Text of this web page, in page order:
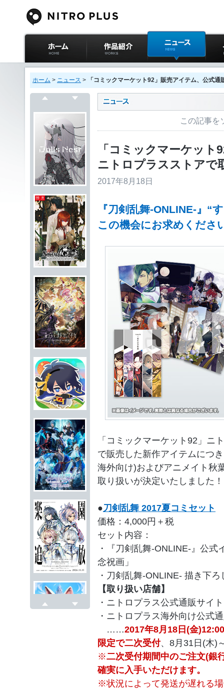
ニトロプラス公式
サイト ホーム
作品紹介 ニュース イベ
ホーム > ニュース > 「コミックマーケット92」販売アイテム、公式
この記事を
「コミックマーケット
ニトロプラスストアで
2017年8月18日
『刀剣乱舞-ONLINE-』“
この機会にお求めくださ
「コミックマーケット92」ニ
で販売した新作アイテムにつ
海外向け)およびアニメイト秋
取り扱いが決定いたしました！
●刀剣乱舞 2017夏コミセット
価格：4,000円＋税
セット内容：
・『刀剣乱舞-ONLINE-』公
念祝画」
・刀剣乱舞-ONLINE- 描き下
【取り扱い店舗】
・ニトロプラス公式通販サイ
・ニトロプラス海外向け公式
……2017年8月18日(金
限定で二次受付、8月31日(木)
※二次受付期間中のご注文(銀
確実に入手いただけます。
※状況によって発送が遅れる